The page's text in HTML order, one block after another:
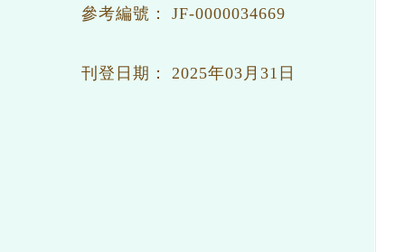
參考編號： JF-0000034669
刊登日期： 2025年03月31日